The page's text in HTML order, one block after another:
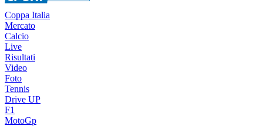
Coppa Italia
Mercato
Calcio
Live
Risultati
Video
Foto
Tennis
Drive UP
F1
MotoGp